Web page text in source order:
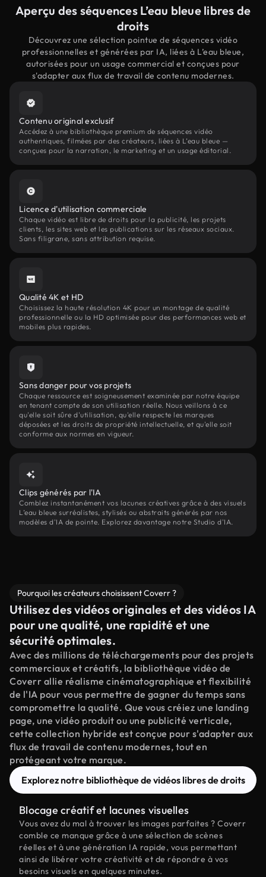
Aperçu des séquences L’eau bleue libres de
droits
Découvrez une sélection pointue de séquences vidéo
professionnelles et générées par IA, liées à L’eau bleue,
autorisées pour un usage commercial et conçues pour
s'adapter aux flux de travail de contenu modernes.
Contenu original exclusif
Accédez à une bibliothèque premium de séquences vidéo
authentiques, filmées par des créateurs, liées à L’eau bleue —
conçues pour la narration, le marketing et un usage éditorial.
Licence d'utilisation commerciale
Chaque vidéo est libre de droits pour la publicité, les projets
clients, les sites web et les publications sur les réseaux sociaux.
Sans filigrane, sans attribution requise.
Qualité 4K et HD
Choisissez la haute résolution 4K pour un montage de qualité
professionnelle ou la HD optimisée pour des performances web et
mobiles plus rapides.
Sans danger pour vos projets
Chaque ressource est soigneusement examinée par notre équipe
en tenant compte de son utilisation réelle. Nous veillons à ce
qu'elle soit sûre d'utilisation, qu'elle respecte les marques
déposées et les droits de propriété intellectuelle, et qu'elle soit
conforme aux normes en vigueur.
Clips générés par l'IA
Comblez instantanément vos lacunes créatives grâce à des visuels
L’eau bleue surréalistes, stylisés ou abstraits générés par nos
modèles d'IA de pointe. Explorez davantage notre Studio d'IA.
Pourquoi les créateurs choisissent Coverr ?
Utilisez des vidéos originales et des vidéos IA
pour une qualité, une rapidité et une
sécurité optimales.
Avec des millions de téléchargements pour des projets
commerciaux et créatifs, la bibliothèque vidéo de
Coverr allie réalisme cinématographique et flexibilité
de l'IA pour vous permettre de gagner du temps sans
compromettre la qualité. Que vous créiez une landing
page, une vidéo produit ou une publicité verticale,
cette collection hybride est conçue pour s'adapter aux
flux de travail de contenu modernes, tout en
protégeant votre marque.
Explorez notre bibliothèque de vidéos libres de droits
Blocage créatif et lacunes visuelles
Vous avez du mal à trouver les images parfaites ? Coverr
comble ce manque grâce à une sélection de scènes
réelles et à une génération IA rapide, vous permettant
ainsi de libérer votre créativité et de répondre à vos
besoins visuels en quelques minutes.